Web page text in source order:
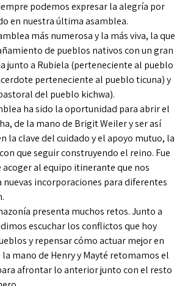
podemos expresar la alegría por
en nuestra última asamblea.
más numerosa y la más viva, la que
de pueblos nativos con un gran
junto a Rubiela (perteneciente al pueblo
perteneciente al pueblo ticuna) y
del pueblo kichwa).
ha sido la oportunidad para abrir el
de la mano de Brigit Weiler y ser así
la clave del cuidado y el apoyo mutuo, la
que seguir construyendo el reino. Fue
al equipo itinerante que nos
incorporaciones para diferentes
presenta muchos retos. Junto a
escuchar los conflictos que hoy
y repensar cómo actuar mejor en
mano de Henry y Mayté retomamos el
afrontar lo anterior junto con el resto